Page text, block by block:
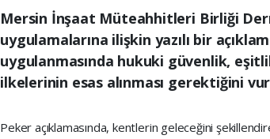
Mersin İnşaat Müteahhitleri Birliği
uygulamalarına ilişkin yazılı bir
uygulanmasında hukuki güvenlik,
ilkelerinin esas alınması gerektiğini
Peker açıklamasında, kentlerin geleceğini